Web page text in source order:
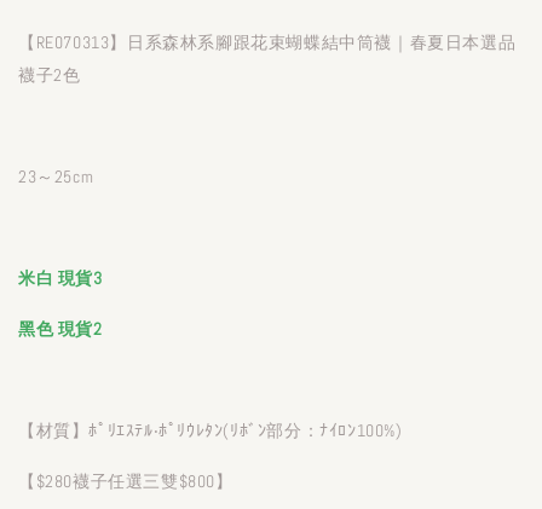
【RE070313】日系森林系腳跟花束蝴蝶結中筒襪｜春夏日本選品
襪子2色
23～25cm
米白 現貨3
黑色 現貨2
【材質】ﾎﾟﾘｴｽﾃﾙ‧ﾎﾟﾘｳﾚﾀﾝ(ﾘﾎﾞﾝ部分：ﾅｲﾛﾝ100%)
【$280襪子任選三雙$800】